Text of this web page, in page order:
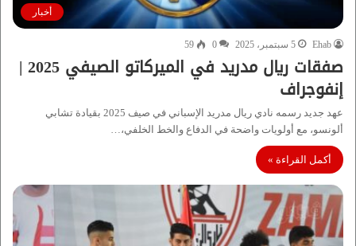
أخبار
Ehab 5 سبتمبر، 2025 0
59
صفقات ريال مدريد في الميركاتو الصيفي 2025 |
إنفوجراف
عهد جديد رسمه نادي ريال مدريد الإسباني في صيف 2025 بقيادة تشابي
ألونسو، مع أولويات واضحة في الدفاع والخط الخلفي،…
أكمل القراءة »